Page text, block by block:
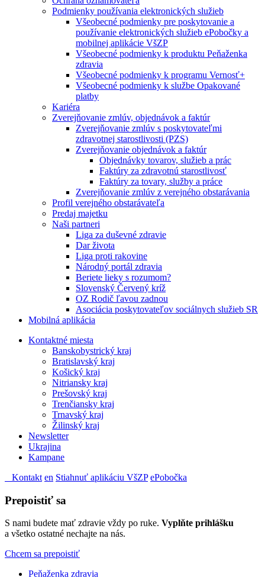
Podmienky používania elektronických služieb
Všeobecné podmienky pre poskytovanie a
používanie elektronických služieb ePobočky a
mobilnej aplikácie VšZP
Všeobecné podmienky k produktu Peňaženka
zdravia
Všeobecné podmienky k programu Vernosť+
Všeobecné podmienky k službe Opakované
platby
Kariéra
Zverejňovanie zmlúv, objednávok a faktúr
Zverejňovanie zmlúv s poskytovateľmi
zdravotnej starostlivosti (PZS)
Zverejňovanie objednávok a faktúr
Objednávky tovarov, služieb a prác
Faktúry za zdravotnú starostlivosť
Faktúry za tovary, služby a práce
Zverejňovanie zmlúv z verejného obstarávania
Profil verejného obstarávateľa
Predaj majetku
Naši partneri
Liga za duševné zdravie
Dar života
Liga proti rakovine
Národný portál zdravia
Beriete lieky s rozumom?
Slovenský Červený kríž
OZ Rodič ľavou zadnou
Asociácia poskytovateľov sociálnych služieb SR
Mobilná aplikácia
Kontaktné miesta
Banskobystrický kraj
Bratislavský kraj
Košický kraj
Nitriansky kraj
Prešovský kraj
Trenčiansky kraj
Trnavský kraj
Žilinský kraj
Newsletter
Ukrajina
Kampane
Kontakt en Stiahnuť aplikáciu VšZP ePobočka
Prepoistiť sa
S nami budete mať zdravie vždy po ruke. Vyplňte prihlášku
a všetko ostatné nechajte na nás.
Chcem sa prepoistiť
Peňaženka zdravia